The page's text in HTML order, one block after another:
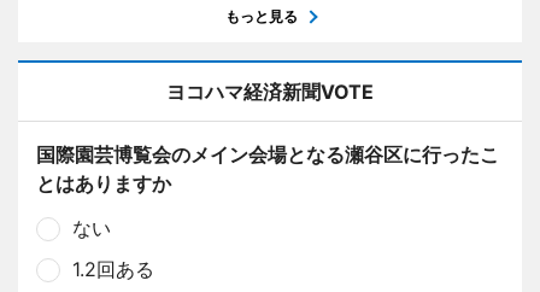
もっと見る
ヨコハマ経済新聞VOTE
国際園芸博覧会のメイン会場となる瀬谷区に行ったこ
とはありますか
ない
1.2回ある